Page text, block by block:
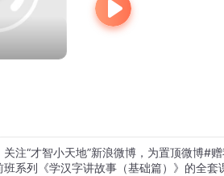
“才智小天地”新浪微博，为置顶微博#
系列《学汉字讲故事（基础篇）》的全套